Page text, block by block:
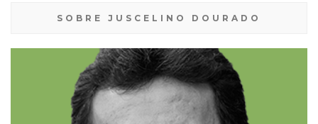
SOBRE JUSCELINO DOURADO